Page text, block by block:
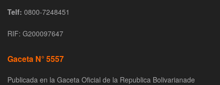
Telf: 0800-7248451
RIF: G200097647
Gaceta N° 5557
Publicada en la Gaceta Oficial de la Republica Bolivarianade